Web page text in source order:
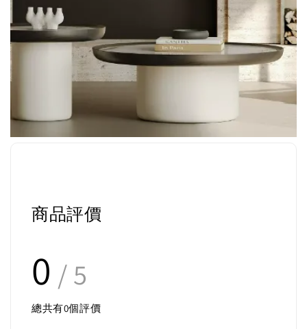
商品評價
0 / 5
總共有0個評價